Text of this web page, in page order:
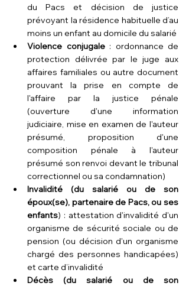
du Pacs et décision de justice
prévoyant la résidence habituelle d’au
moins un enfant au domicile du salarié
Violence conjugale : ordonnance de
protection délivrée par le juge aux
affaires familiales ou autre document
prouvant la prise en compte de
l'affaire par la justice pénale
(ouverture d'une information
judiciaire, mise en examen de l'auteur
présumé, proposition d'une
composition pénale à l'auteur
présumé son renvoi devant le tribunal
correctionnel ou sa condamnation)
Invalidité (du salarié ou de son
époux(se), partenaire de Pacs, ou ses
enfants) : attestation d'invalidité d'un
organisme de sécurité sociale ou de
pension (ou décision d'un organisme
chargé des personnes handicapées)
et carte d’invalidité
Décès (du salarié ou de son